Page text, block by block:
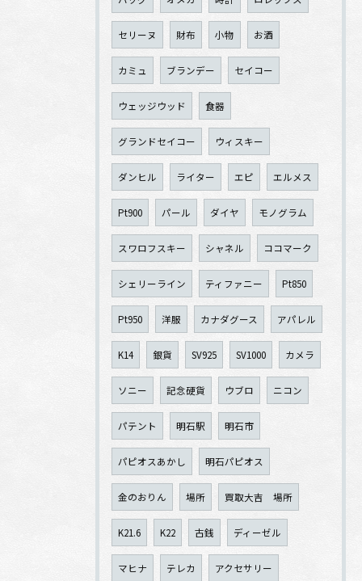
セリーヌ 財布 小物 お酒
カミュ ブランデー セイコー
ウェッジウッド 食器
グランドセイコー ウィスキー
ダンヒル ライター エピ エルメス
Pt900 パール ダイヤ モノグラム
スワロフスキー シャネル ココマーク
シェリーライン ティファニー Pt850
Pt950 洋服 カナダグース アパレル
K14 銀貨 SV925 SV1000 カメラ
ソニー 記念硬貨 ウブロ ニコン
パテント 明石駅 明石市
パピオスあかし 明石パピオス
金のおりん 場所 買取大吉 場所
K21.6 K22 古銭 ディーゼル
マヒナ テレカ アクセサリー